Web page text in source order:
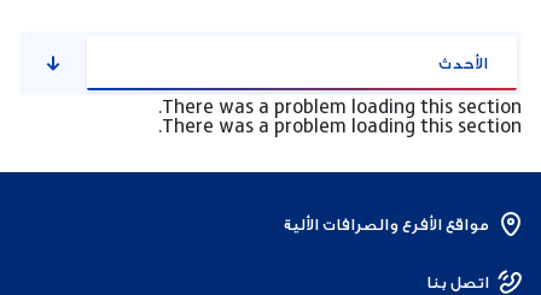
الأحدث
There was a problem loading this section.
There was a problem loading this section.
مواقع الأفرع والصرافات الألية
اتصل بنا